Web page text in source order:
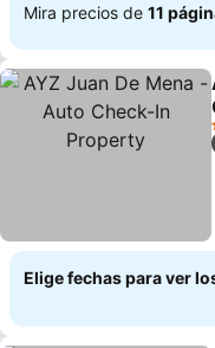
Mira precios de 11
Elige fechas para ver